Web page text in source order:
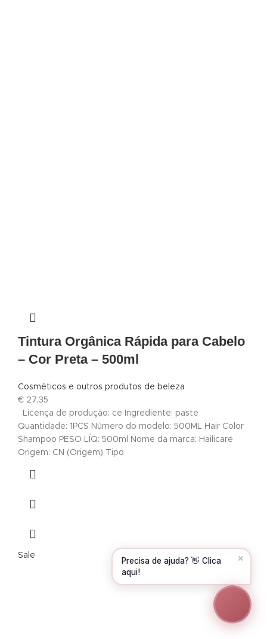
Tintura Orgânica Rápida para Cabelo
– Cor Preta – 500ml
Cosméticos e outros produtos de beleza
€ 27,35
Licença de produção: ce Ingrediente: paste
Quantidade: 1PCS Número do modelo: 500ML Hair Color
Shampoo PESO LÍQ: 500ml Nome da marca: Hailicare
Origem: CN (Origem) Tipo
Sale
Precisa de ajuda? 👋 Clica
aqui!
✕
Olá! Para começarmos, diz-me o teu nome
Nome